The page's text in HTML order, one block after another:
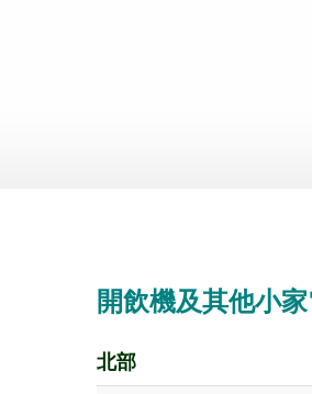
開飲機及其他小
北部